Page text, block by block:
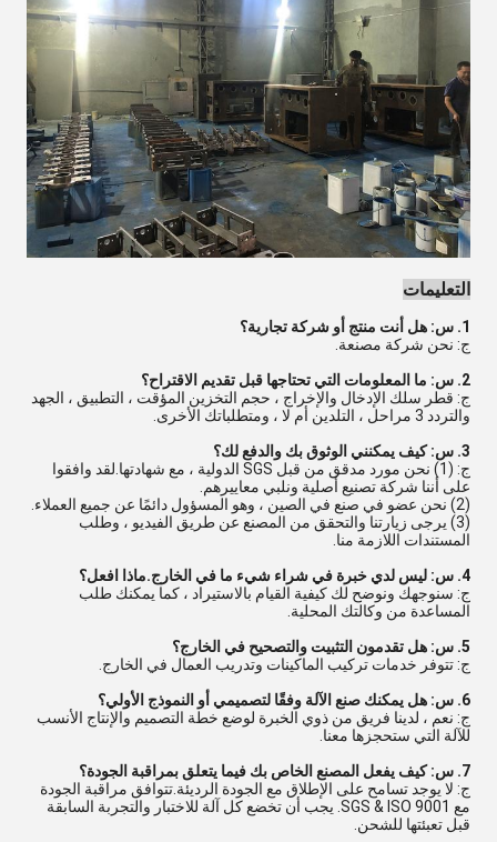
التعليمات
1. س: هل أنت منتج أو شركة تجارية؟
ج: نحن شركة مصنعة.
2. س: ما المعلومات التي تحتاجها قبل تقديم الاقتراح؟
ج: قطر سلك الإدخال والإخراج ، حجم التخزين المؤقت ، التطبيق ، الجهد
والتردد 3 مراحل ، التلدين أم لا ، ومتطلباتك الأخرى.
3. س: كيف يمكنني الوثوق بك والدفع لك؟
ج: (1) نحن مورد مدقق من قبل SGS الدولية ، مع شهادتها.لقد وافقوا
على أننا شركة تصنيع أصلية ونلبي معاييرهم.
(2) نحن عضو في صنع في الصين ، وهو المسؤول دائمًا عن جميع العملاء.
(3) يرجى زيارتنا والتحقق من المصنع عن طريق الفيديو ، وطلب
المستندات اللازمة منا.
4. س: ليس لدي خبرة في شراء شيء ما في الخارج.ماذا افعل؟
ج: سنوجهك ونوضح لك كيفية القيام بالاستيراد ، كما يمكنك طلب
المساعدة من وكالتك المحلية.
5. س: هل تقدمون التثبيت والتصحيح في الخارج؟
ج: تتوفر خدمات تركيب الماكينات وتدريب العمال في الخارج.
6. س: هل يمكنك صنع الآلة وفقًا لتصميمي أو النموذج الأولي؟
ج: نعم ، لدينا فريق من ذوي الخبرة لوضع خطة التصميم والإنتاج الأنسب
للآلة التي ستحجزها معنا.
7. س: كيف يفعل المصنع الخاص بك فيما يتعلق بمراقبة الجودة؟
ج: لا يوجد تسامح على الإطلاق مع الجودة الرديئة.تتوافق مراقبة الجودة
مع SGS & ISO 9001. يجب أن تخضع كل آلة للاختبار والتجربة السابقة
قبل تعبئتها للشحن.